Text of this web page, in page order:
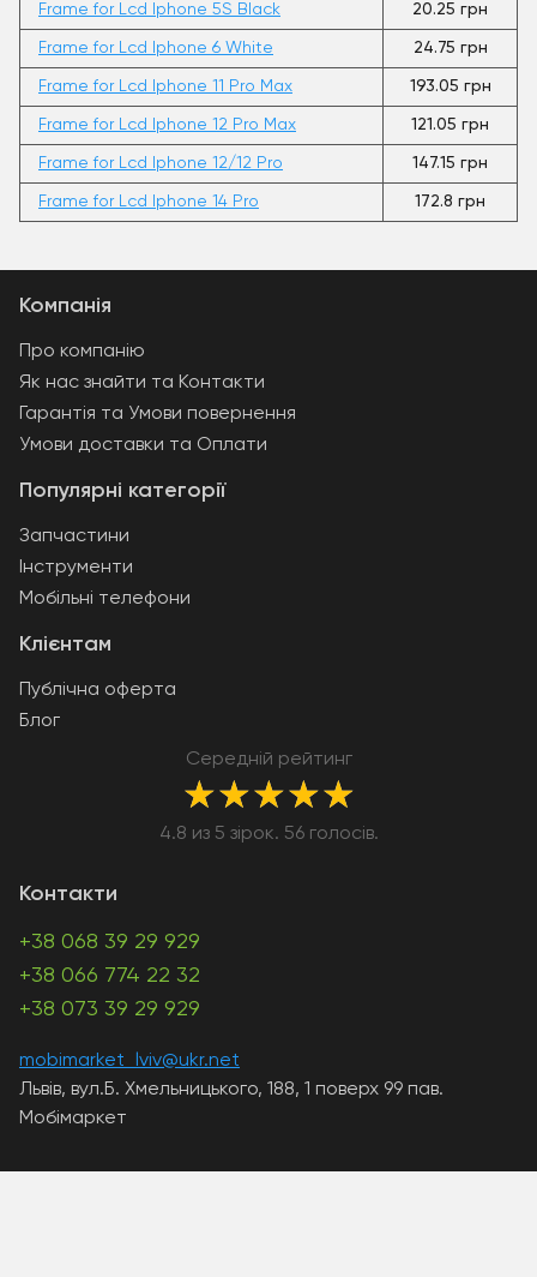
Frame for Lcd Iphone 5S Black 20.25 грн
Frame for Lcd Iphone 6 White 24.75 грн
Frame for Lcd Iphone 11 Pro Max 193.05 грн
Frame for Lcd Iphone 12 Pro Max 121.05 грн
Frame for Lcd Iphone 12/12 Pro 147.15 грн
Frame for Lcd Iphone 14 Pro 172.8 грн
Контакти
+38 068 39 29 929
+38 066 774 22 32
+38 073 39 29 929
mobimarket_lviv@ukr.net
Львів, вул.Б. Хмельницького, 188, 1 поверх 99 пав.
Мобімаркет
Клієнтам
Публічна оферта
Блог
Середній рейтинг
★★★★★
4.8 из 5 зірок. 56 голосів.
Популярні категорії
Запчастини
Інструменти
Мобільні телефони
Компанія
Про компанію
Як нас знайти та Контакти
Гарантія та Умови повернення
Умови доставки та Оплати